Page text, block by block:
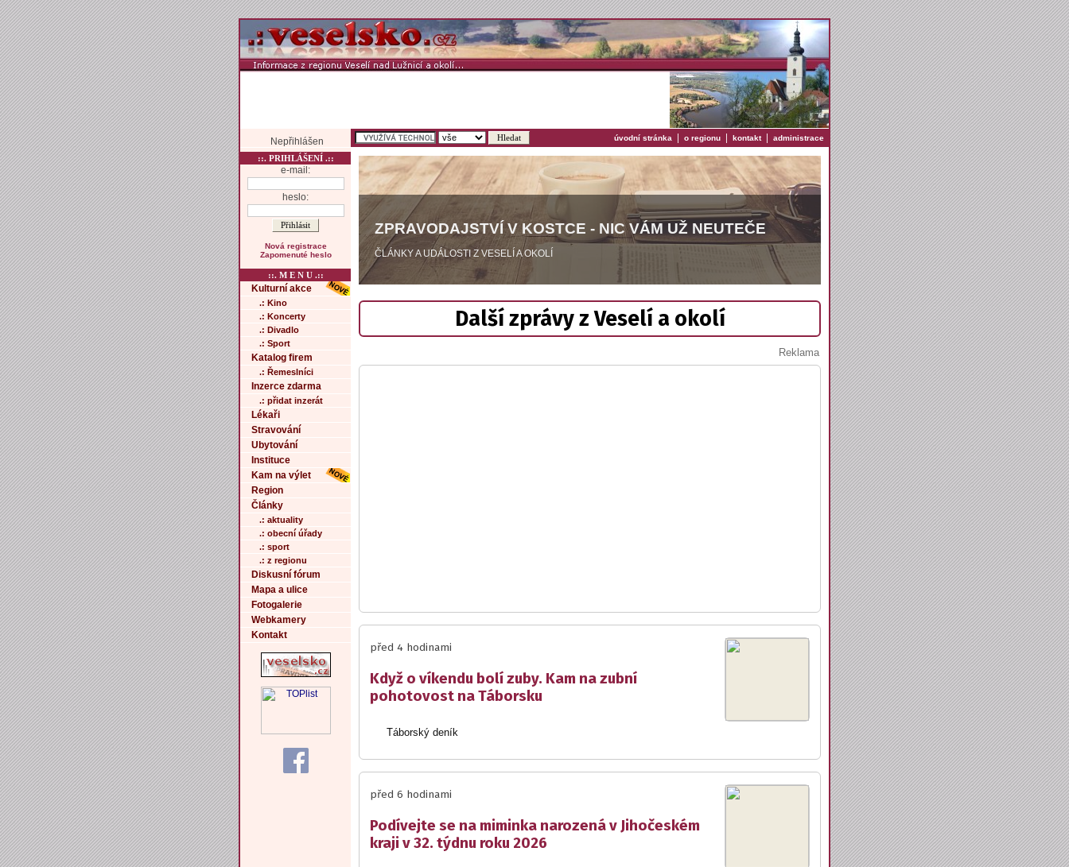
Nepřihlášen úvodní stránka | o regionu | kontakt| administrace
::. PRIHLÁŠENÍ .::
e-mail:
heslo:
Nová registrace
Zapomenuté heslo
::. M E N U .::
Kulturní akce
.: Kino
.: Koncerty
.: Divadlo
.: Sport
Katalog firem
.: Řemeslníci
Inzerce zdarma
.: přidat inzerát
Lékaři
Stravování
Ubytování
Instituce
Kam na výlet
Region
Články
.: aktuality
.: obecní úřady
.: sport
.: z regionu
Diskusní fórum
Mapa a ulice
Fotogalerie
Webkamery
Kontakt
ZPRAVODAJSTVÍ V KOSTCE - NIC VÁM UŽ NEUTEČE
ČLÁNKY A UDÁLOSTI Z VESELÍ A OKOLÍ
Další zprávy z Veselí a okolí
Reklama
před 4 hodinami
Když o víkendu bolí zuby. Kam na zubní
pohotovost na Táborsku
Táborský deník
před 6 hodinami
Podívejte se na miminka narozená v Jihočeském
kraji v 32. týdnu roku 2026